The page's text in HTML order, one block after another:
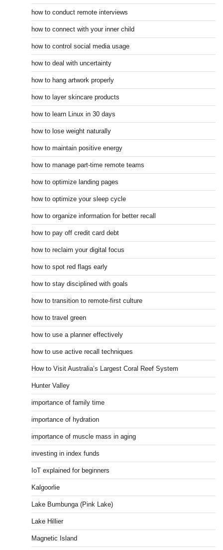
how to conduct remote interviews
how to connect with your inner child
how to control social media usage
how to deal with uncertainty
how to hang artwork properly
how to layer skincare products
how to learn Linux in 30 days
how to lose weight naturally
how to maintain positive energy
how to manage part-time remote teams
how to optimize landing pages
how to optimize your sleep cycle
how to organize information for better recall
how to pay off credit card debt
how to reclaim your digital focus
how to spot red flags early
how to stay disciplined with goals
how to transition to remote-first culture
how to travel green
how to use a planner effectively
how to use active recall techniques
How to Visit Australia’s Largest Coral Reef System
Hunter Valley
importance of family time
importance of hydration
importance of muscle mass in aging
investing in index funds
IoT explained for beginners
Kalgoorlie
Lake Bumbunga (Pink Lake)
Lake Hillier
Magnetic Island